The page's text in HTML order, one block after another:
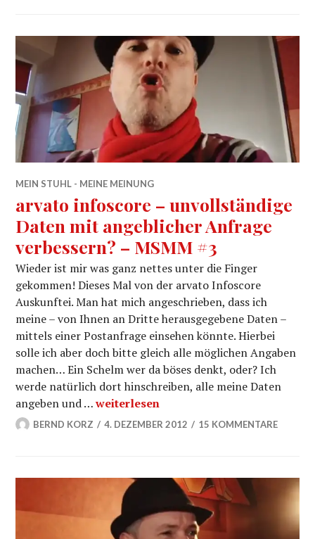
MEIN STUHL - MEINE MEINUNG
arvato infoscore – unvollständige
Daten mit angeblicher Anfrage
verbessern? – MSMM #3
Wieder ist mir was ganz nettes unter die Finger
gekommen! Dieses Mal von der arvato Infoscore
Auskunftei. Man hat mich angeschrieben, dass ich
meine – von Ihnen an Dritte herausgegebene Daten –
mittels einer Postanfrage einsehen könnte. Hierbei
solle ich aber doch bitte gleich alle möglichen Angaben
machen… Ein Schelm wer da böses denkt, oder? Ich
werde natürlich dort hinschreiben, alle meine Daten
angeben und …arvato infoscore – unvollständige
weiterlesen
BERND KORZ 4. DEZEMBER 2012 15 KOMMENTARE